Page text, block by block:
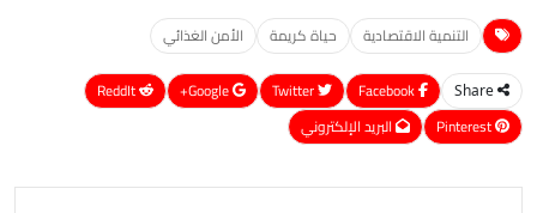
التنمية الاقتصادية حياة كريمة الأمن الغذائي
Share
Google+
ReddIt
Pinterest
البريد الإلكتروني